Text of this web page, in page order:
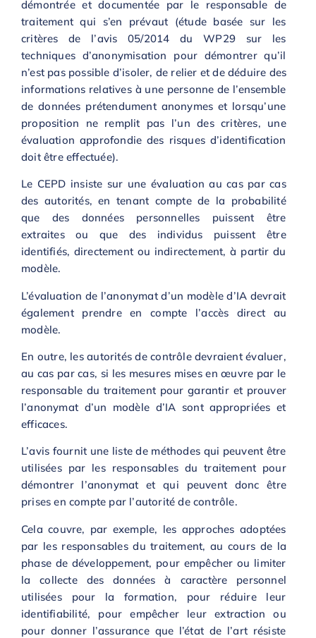
démontrée et documentée par le responsable de
traitement qui s’en prévaut (étude basée sur les
critères de l’avis 05/2014 du WP29 sur les
techniques d’anonymisation pour démontrer qu’il
n’est pas possible d’isoler, de relier et de déduire des
informations relatives à une personne de l’ensemble
de données prétendument anonymes et lorsqu’une
proposition ne remplit pas l’un des critères, une
évaluation approfondie des risques d’identification
doit être effectuée).
Le CEPD insiste sur une évaluation au cas par cas
des autorités, en tenant compte de la probabilité
que des données personnelles puissent être
extraites ou que des individus puissent être
identifiés, directement ou indirectement, à partir du
modèle.
L’évaluation de l’anonymat d’un modèle d’IA devrait
également prendre en compte l’accès direct au
modèle.
En outre, les autorités de contrôle devraient évaluer,
au cas par cas, si les mesures mises en œuvre par le
responsable du traitement pour garantir et prouver
l’anonymat d’un modèle d’IA sont appropriées et
efficaces.
L’avis fournit une liste de méthodes qui peuvent être
utilisées par les responsables du traitement pour
démontrer l’anonymat et qui peuvent donc être
prises en compte par l’autorité de contrôle.
Cela couvre, par exemple, les approches adoptées
par les responsables du traitement, au cours de la
phase de développement, pour empêcher ou limiter
la collecte des données à caractère personnel
utilisées pour la formation, pour réduire leur
identifiabilité, pour empêcher leur extraction ou
pour donner l’assurance que l’état de l’art résiste